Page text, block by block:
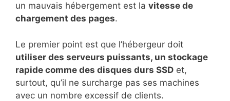
un mauvais hébergement est la vitesse de
chargement des pages.
Le premier point est que l’hébergeur doit
utiliser des serveurs puissants, un stockage
rapide comme des disques durs SSD et,
surtout, qu’il ne surcharge pas ses machines
avec un nombre excessif de clients.